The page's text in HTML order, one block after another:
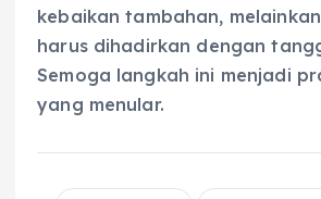
kebaikan tambahan,
harus dihadirkan dengan
Semoga langkah ini menjadi
yang menular.